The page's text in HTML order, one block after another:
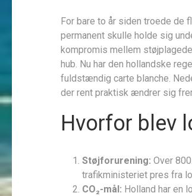
For bare to år siden troede de
permanent skulle holde sig
kompromis mellem
hub. Nu har den hollandske
fuldstændig carte blanche.
der rent praktisk ændrer sig
Hvorfor blev
Støjforurening: Over
trafikministeriet pres fra
CO₂-mål: Holland har en